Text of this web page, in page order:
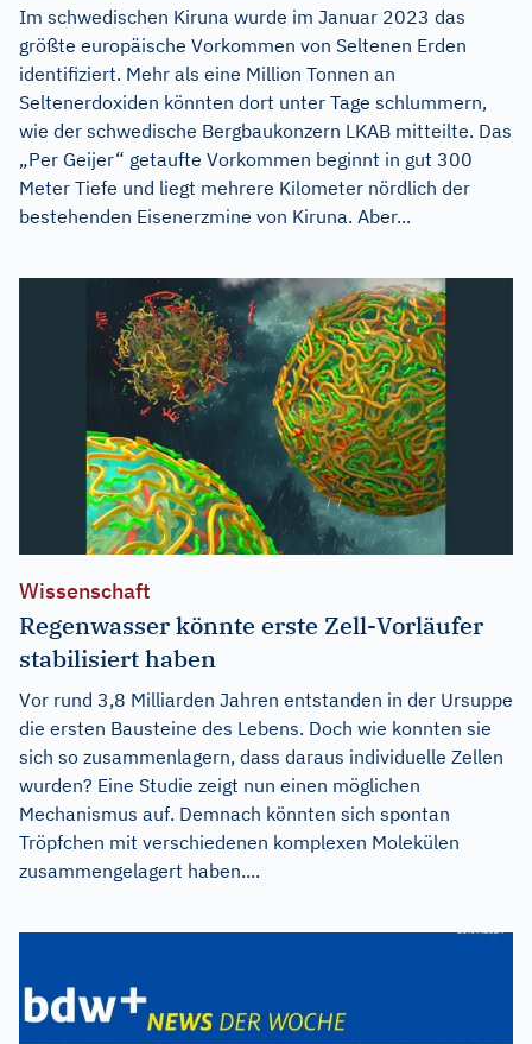
Im schwedischen Kiruna wurde im Januar 2023 das
größte europäische Vorkommen von Seltenen Erden
identifiziert. Mehr als eine Million Tonnen an
Seltenerdoxiden könnten dort unter Tage schlummern,
wie der schwedische Bergbaukonzern LKAB mitteilte. Das
„Per Geijer“ getaufte Vorkommen beginnt in gut 300
Meter Tiefe und liegt mehrere Kilometer nördlich der
bestehenden Eisenerzmine von Kiruna. Aber...
Wissenschaft
Regenwasser könnte erste Zell-Vorläufer
stabilisiert haben
Vor rund 3,8 Milliarden Jahren entstanden in der Ursuppe
die ersten Bausteine des Lebens. Doch wie konnten sie
sich so zusammenlagern, dass daraus individuelle Zellen
wurden? Eine Studie zeigt nun einen möglichen
Mechanismus auf. Demnach könnten sich spontan
Tröpfchen mit verschiedenen komplexen Molekülen
zusammengelagert haben....